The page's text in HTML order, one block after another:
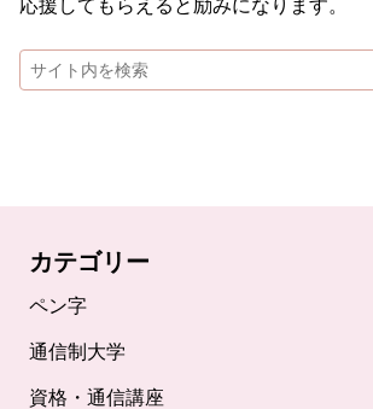
応援してもらえると励みになります。
カテゴリー
ペン字
通信制大学
資格・通信講座